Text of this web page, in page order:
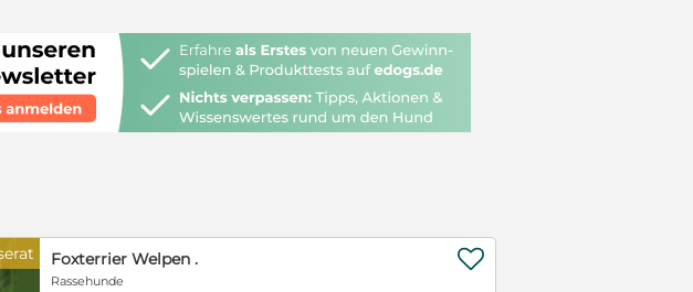
kennengelernt werden. Bei ernsthaftem Interesse
freuen wir uns über eine Nachricht 017687304745
Foxterrier Welpen .
Rassehunde
